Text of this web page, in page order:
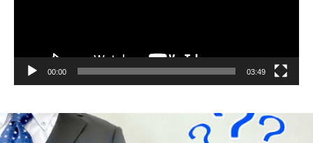
00:00 03:49